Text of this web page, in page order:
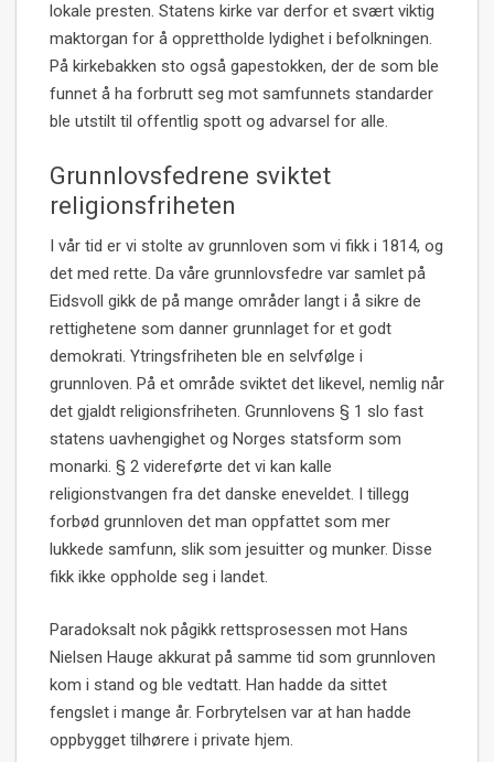
lokale presten. Statens kirke var derfor et svært viktig
maktorgan for å opprettholde lydighet i befolkningen.
På kirkebakken sto også gapestokken, der de som ble
funnet å ha forbrutt seg mot samfunnets standarder
ble utstilt til offentlig spott og advarsel for alle.
Grunnlovsfedrene sviktet
religionsfriheten
I vår tid er vi stolte av grunnloven som vi fikk i 1814, og
det med rette. Da våre grunnlovsfedre var samlet på
Eidsvoll gikk de på mange områder langt i å sikre de
rettighetene som danner grunnlaget for et godt
demokrati. Ytringsfriheten ble en selvfølge i
grunnloven. På et område sviktet det likevel, nemlig når
det gjaldt religionsfriheten. Grunnlovens § 1 slo fast
statens uavhengighet og Norges statsform som
monarki. § 2 videreførte det vi kan kalle
religionstvangen fra det danske eneveldet. I tillegg
forbød grunnloven det man oppfattet som mer
lukkede samfunn, slik som jesuitter og munker. Disse
fikk ikke oppholde seg i landet.
Paradoksalt nok pågikk rettsprosessen mot Hans
Nielsen Hauge akkurat på samme tid som grunnloven
kom i stand og ble vedtatt. Han hadde da sittet
fengslet i mange år. Forbrytelsen var at han hadde
oppbygget tilhørere i private hjem.